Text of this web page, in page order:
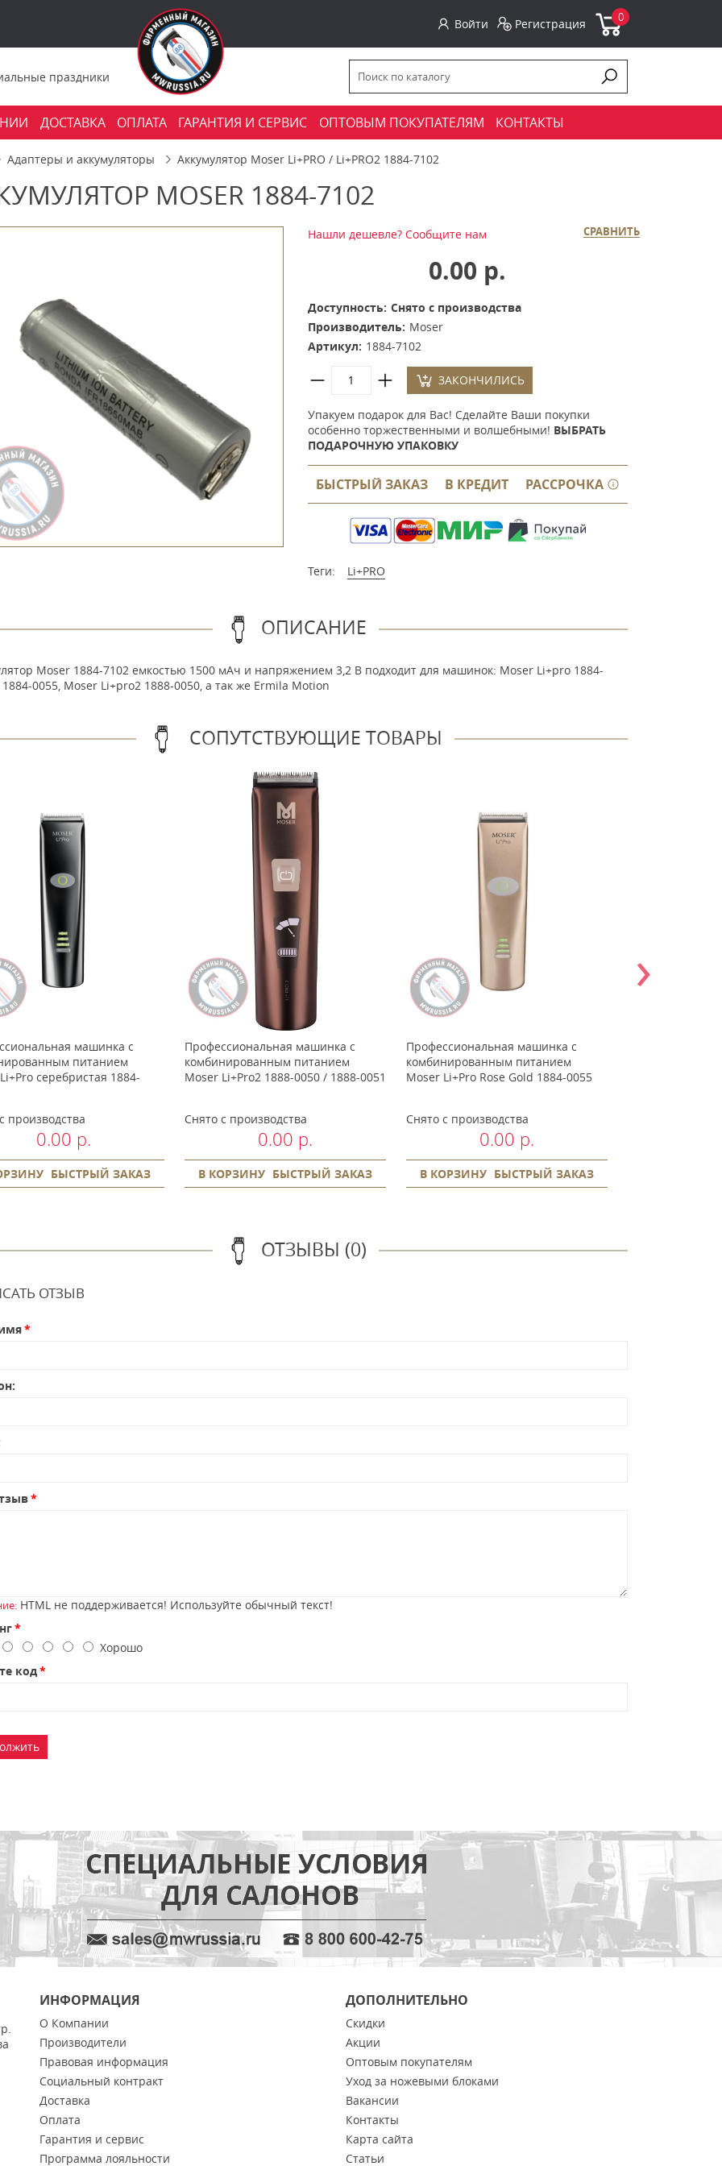
Войти Регистрация 0
праздники
ДОСТАВКА ОПЛАТА ГАРАНТИЯ И СЕРВИС ОПТОВЫМ ПОКУПАТЕЛЯМ КОНТАКТЫ
Адаптеры и аккумуляторы Аккумулятор Moser Li+PRO / Li+PRO2 1884-7102
MOSER 1884-7102
СРАВНИТЬ
Нашли дешевле? Сообщите нам
0.00 р.
Доступность: Снято с производства
Производитель: Moser
Артикул: 1884-7102
ЗАКОНЧИЛИСЬ
Упакуем подарок для Вас! Сделайте Ваши покупки
особенно торжественными и волшебными! ВЫБРАТЬ
ПОДАРОЧНУЮ УПАКОВКУ
БЫСТРЫЙ ЗАКАЗ В КРЕДИТ РАССРОЧКА
Теги: Li+PRO
ОПИСАНИЕ
Moser 1884-7102 емкостью 1500 мАч и напряжением 3,2 В подходит для машинок: Moser Li+pro 1884-
0055, Moser Li+pro2 1888-0050, а так же Ermila Motion
СОПУТСТВУЮЩИЕ ТОВАРЫ
машинка с
питанием
серебристая 1884-
производства
0.00 р.
БЫСТРЫЙ ЗАКАЗ
Профессиональная машинка с
комбинированным питанием
Moser Li+Pro2 1888-0050 / 1888-0051
Снято с производства
0.00 р.
В КОРЗИНУ БЫСТРЫЙ ЗАКАЗ
Профессиональная машинка с
комбинированным питанием
Moser Li+Pro Rose Gold 1884-0055
Снято с производства
0.00 р.
В КОРЗИНУ БЫСТРЫЙ ЗАКАЗ
›
ОТЗЫВЫ (0)
ОТЗЫВ
HTML не поддерживается! Используйте обычный текст!
Хорошо
код
ИНФОРМАЦИЯ
О Компании
Производители
Правовая информация
Социальный контракт
Доставка
Оплата
Гарантия и сервис
Программа лояльности
ДОПОЛНИТЕЛЬНО
Скидки
Акции
Оптовым покупателям
Уход за ножевыми блоками
Вакансии
Контакты
Карта сайта
Статьи